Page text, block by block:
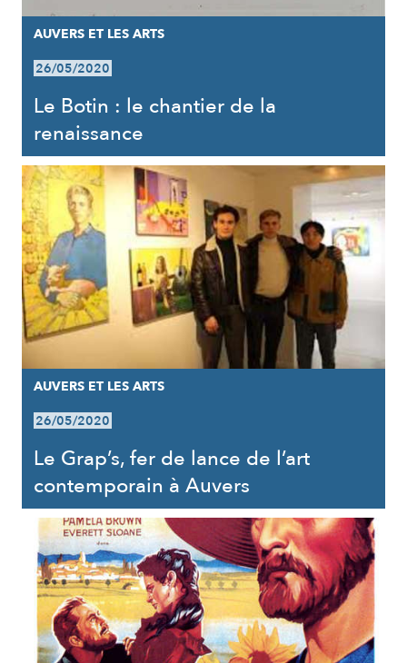
AUVERS ET LES ARTS
26/05/2020
Le Botin : le chantier de la
renaissance
AUVERS ET LES ARTS
26/05/2020
Le Grap’s, fer de lance de l’art
contemporain à Auvers